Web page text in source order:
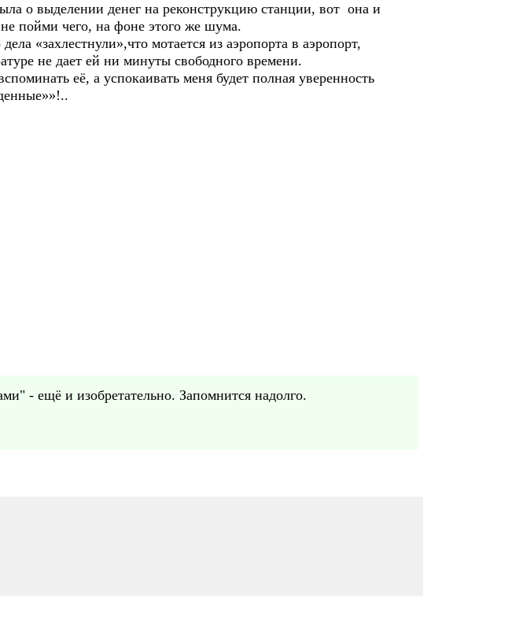
о выделении денег на реконструкцию станции, вот она и
пойми чего, на фоне этого же шума.
мотается из аэропорта в аэропорт,
не дает ей ни минуты свободного времени.
её, а успокаивать меня будет полная уверенность
- ещё и изобретательно. Запомнится надолго.